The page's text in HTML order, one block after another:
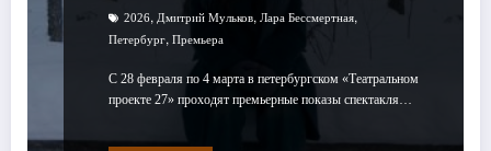
2026, Дмитрий Мульков, Лара Бессмертная,
Петербург, Премьера
С 28 февраля по 4 марта в петербургском «Театральном
проекте 27» проходят премьерные показы спектакля…